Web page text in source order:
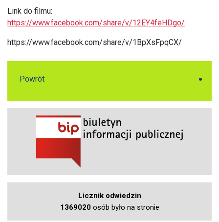
Link do filmu:
https://www.facebook.com/share/v/12EY4feHDgo/
https://www.facebook.com/share/v/1BpXsFpqCX/
Powrót
Licznik odwiedzin
1369020osób było na stronie